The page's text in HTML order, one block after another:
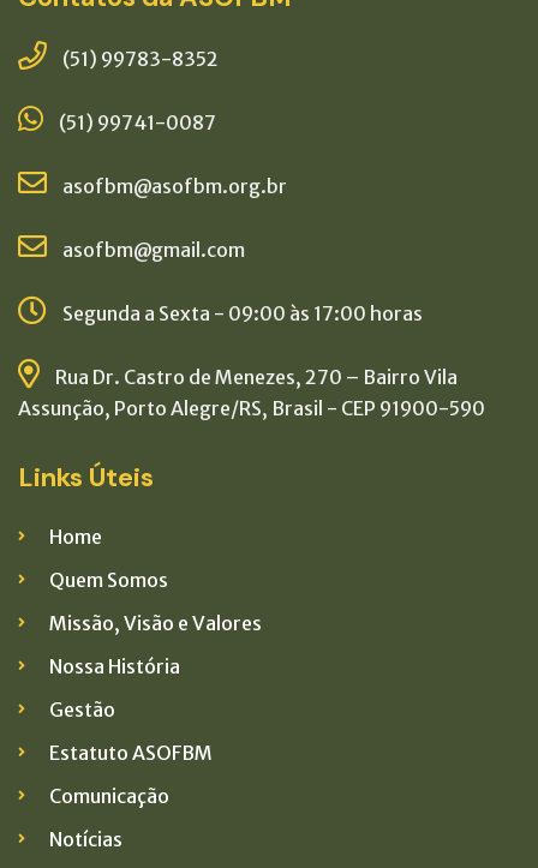
(51) 99783-8352
(51) 99741-0087
asofbm@asofbm.org.br
asofbm@gmail.com
Segunda a Sexta - 09:00 às 17:00 horas
Rua Dr. Castro de Menezes, 270 – Bairro Vila
Assunção, Porto Alegre/RS, Brasil - CEP 91900-590
Links Úteis
Home
Quem Somos
Missão, Visão e Valores
Nossa História
Gestão
Estatuto ASOFBM
Comunicação
Notícias